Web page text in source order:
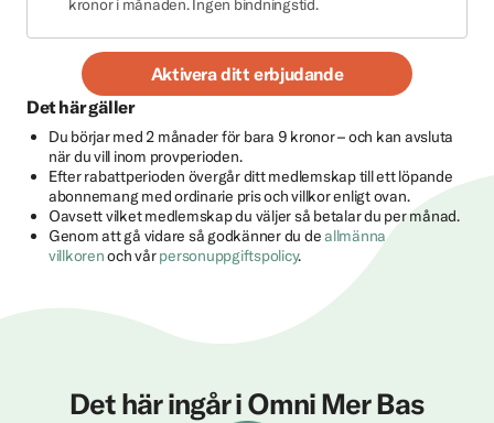
kronor i månaden. Ingen bindningstid.
Aktivera ditt erbjudande
Det här gäller
Du börjar med 2 månader för bara 9 kronor – och kan avsluta
när du vill inom provperioden.
Efter rabattperioden övergår ditt medlemskap till ett löpande
abonnemang med ordinarie pris och villkor enligt ovan.
Oavsett vilket medlemskap du väljer så betalar du per månad.
Genom att gå vidare så godkänner du deallmänna
villkorenoch vårpersonuppgiftspolicy.
Det här ingår i Omni Mer Bas